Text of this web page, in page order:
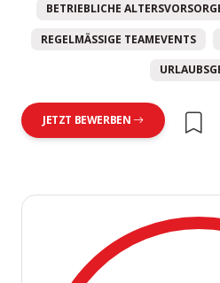
BETRIEBLICHE
REGELMÄSSIGE TEAMEVENTS
JETZT BEWERBEN